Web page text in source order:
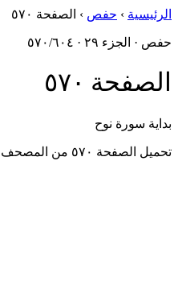
الرئيسية › حفص › الصفحة ٥٧٠
حفص · الجزء ٢٩ · ٥٧٠/٦٠٤
الصفحة ٥٧٠
بداية سورة نوح
تحميل الصفحة ٥٧٠ من المصحف برواية حفص عن عاصم بصيغة PDF، مُستخرَجةٌ من أصول مجمع الملك فهد.